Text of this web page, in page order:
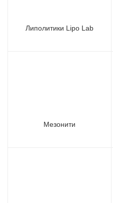
Липолитики Lipo Lab
Мезонити